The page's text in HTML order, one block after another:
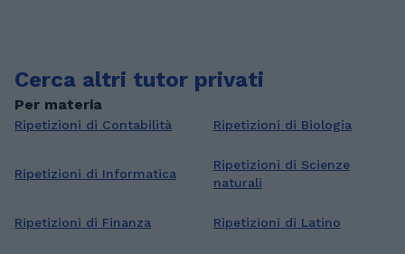
Cerca altri tutor privati
Per materia
Ripetizioni di Contabilità Ripetizioni di Biologia
Ripetizioni di Informatica
Ripetizioni di Scienze
naturali
Ripetizioni di Finanza Ripetizioni di Latino